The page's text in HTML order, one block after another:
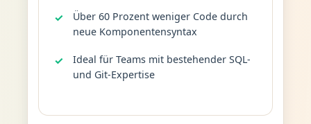
Über 60 Prozent weniger Code durch
neue Komponentensyntax
Ideal für Teams mit bestehender SQL-
und Git-Expertise